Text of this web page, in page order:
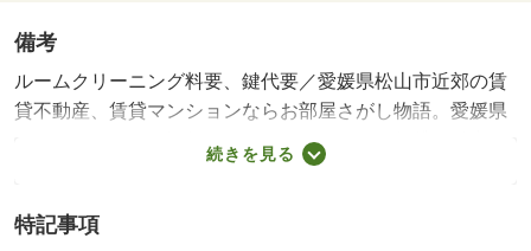
備考
ルームクリーニング料要、鍵代要／愛媛県松山市近郊の賃
貸不動産、賃貸マンションならお部屋さがし物語。愛媛県
下ナンバーワンの情報量で、あなたにあった賃貸不動産、
賃貸マンションがきっと見つかります。 【設備・特記事
み /賃貸戸数:10戸
続きを見る
特記事項